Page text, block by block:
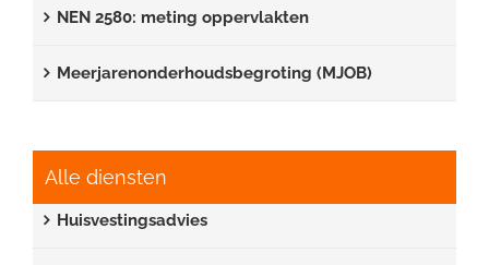
NEN 2580: meting oppervlakten
Meerjarenonderhoudsbegroting (MJOB)
Alle diensten
Huisvestingsadvies